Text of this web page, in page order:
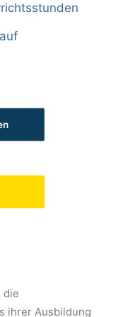
die
ihrer Ausbildung